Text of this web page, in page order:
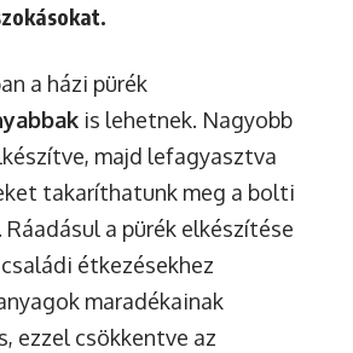
a házi pürék
is lehetnek. Nagyobb
majd lefagyasztva
takaríthatunk meg a bolti
Ráadásul a pürék elkészítése
étkezésekhez
maradékainak
ezzel csökkentve az